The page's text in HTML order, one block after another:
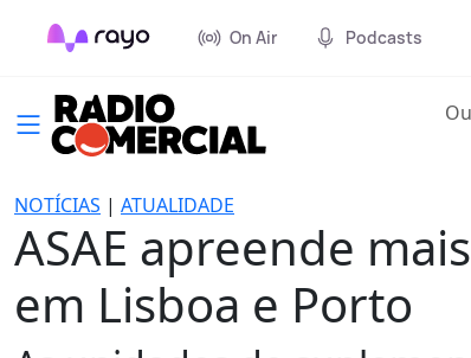
On Air Podcasts
NOTÍCIAS | ATUALIDADE
ASAE apreende
em Lisboa e Porto